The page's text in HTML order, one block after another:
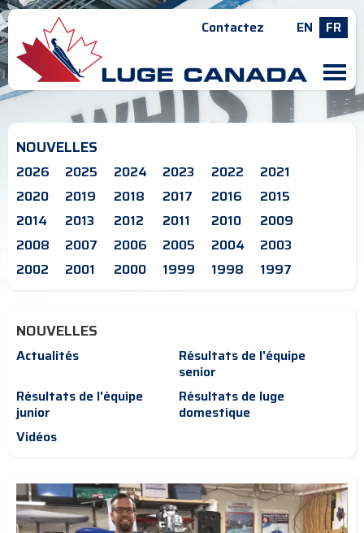
Contactez EN FR
M
NOUVELLES
2026 2025 2024 2023 2022
2021
2020
2019 2018 2017 2016
2015
2014
2013 2012 2011 2010
2009
2008
2007 2006 2005 2004
2003
2002
2001 2000 1999 1998 1997
NOUVELLES
Actualités
Résultats de l'équipe
senior
Résultats de l'équipe
junior
Résultats de luge
domestique
Vidéos